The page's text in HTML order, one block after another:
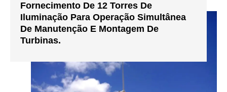
Fornecimento De 12 Torres De
Iluminação Para Operação Simultânea
De Manutenção E Montagem De
Turbinas.